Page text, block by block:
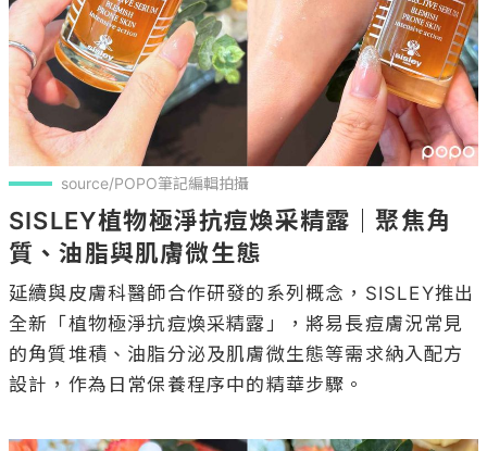
source/POPO筆記編輯拍攝
SISLEY植物極淨抗痘煥采精露｜聚焦角
質、油脂與肌膚微生態
延續與皮膚科醫師合作研發的系列概念，SISLEY推出
全新「植物極淨抗痘煥采精露」，將易長痘膚況常見
的角質堆積、油脂分泌及肌膚微生態等需求納入配方
設計，作為日常保養程序中的精華步驟。